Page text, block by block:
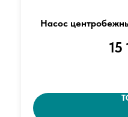
Насос
15